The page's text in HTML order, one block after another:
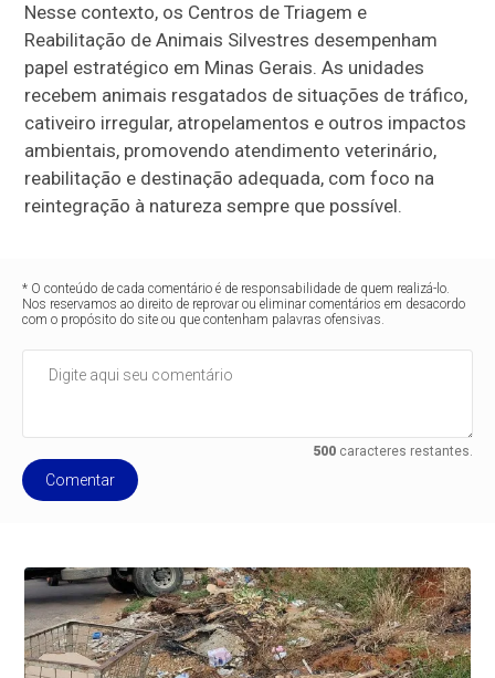
Nesse contexto, os Centros de Triagem e
Reabilitação de Animais Silvestres desempenham
papel estratégico em Minas Gerais. As unidades
recebem animais resgatados de situações de tráfico,
cativeiro irregular, atropelamentos e outros impactos
ambientais, promovendo atendimento veterinário,
reabilitação e destinação adequada, com foco na
reintegração à natureza sempre que possível.
* O conteúdo de cada comentário é de responsabilidade de quem realizá-lo.
Nos reservamos ao direito de reprovar ou eliminar comentários em desacordo
com o propósito do site ou que contenham palavras ofensivas.
500caracteres restantes.
Comentar